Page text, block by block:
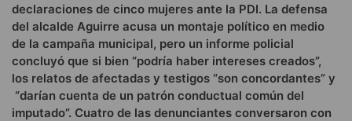
declaraciones de cinco mujeres ante la PDI. La defensa
del alcalde Aguirre acusa un montaje político en medio
de la campaña municipal, pero un informe policial
concluyó que si bien “podría haber intereses creados”,
los relatos de afectadas y testigos “son concordantes” y
“darían cuenta de un patrón conductual común del
imputado”. Cuatro de las denunciantes conversaron con